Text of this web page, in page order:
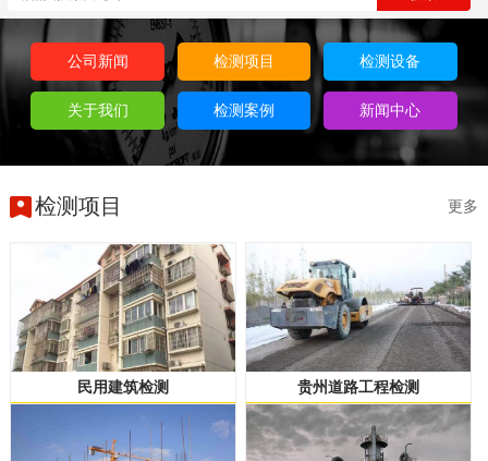
公司新闻 检测项目 检测设备
关于我们 检测案例 新闻中心
检测项目 更多
民用建筑检测 贵州道路工程检测